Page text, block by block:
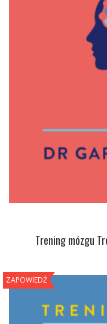
Trening mózgu
ZAPOWIEDŹ